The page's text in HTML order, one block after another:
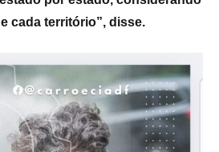
cada território”, disse.